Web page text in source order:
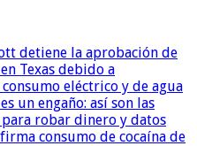
detiene la aprobación de
Texas debido a
eléctrico y de agua
un engaño: así son las
para robar dinero y datos
consumo de cocaína de